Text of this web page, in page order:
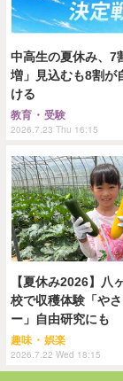
中高生の夏休み、7
増」見込むも8割が
ける
教育・受験
2026.7.23 Thu 16:15
【夏休み2026】八
校で収穫体験「や
ー」自由研究にも
趣味・娯楽
2026.7.22 Wed 18:15